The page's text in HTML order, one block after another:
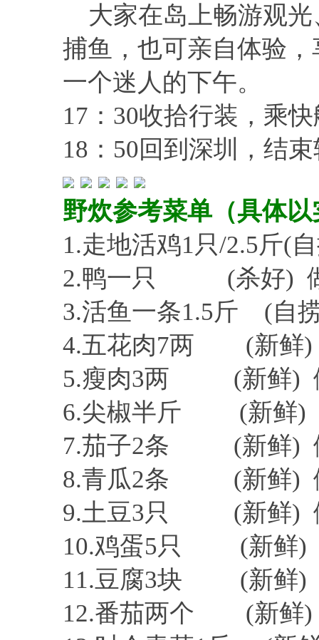
大家在岛上畅游观光
捕鱼，也可亲自体验
一个迷人的下午。
17：30收拾行装，乘
18：50回到深圳，结
野炊参考菜单（具体
1.走地活鸡1只/2.5斤(
2.鸭一只 (杀好) 做
3.活鱼一条1.5斤 (自
4.五花肉7两 (新鲜)
5.瘦肉3两 (新鲜)
6.尖椒半斤 (新鲜)
7.茄子2条 (新鲜)
8.青瓜2条 (新鲜)
9.土豆3只 (新鲜)
10.鸡蛋5只 (新鲜)
11.豆腐3块 (新鲜)
12.番茄两个 (新鲜)